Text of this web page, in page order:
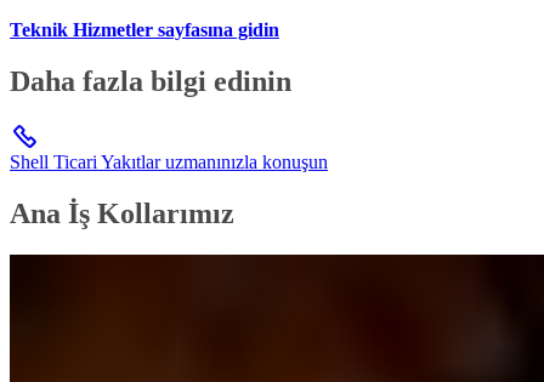
Teknik Hizmetler sayfasına gidin
Daha fazla bilgi edinin
Shell Ticari Yakıtlar uzmanınızla konuşun
Ana İş Kollarımız